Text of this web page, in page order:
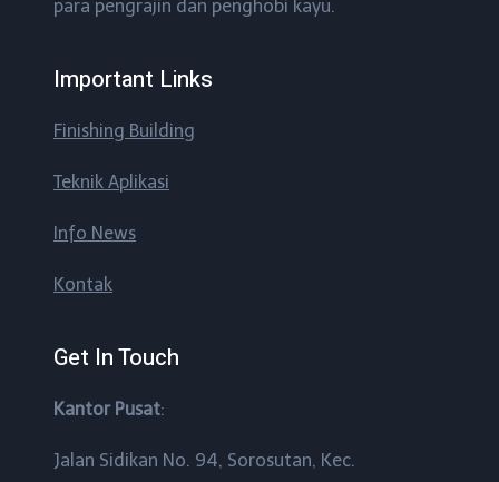
para pengrajin dan penghobi kayu.
Important Links
Finishing Building
Teknik Aplikasi
Info News
Kontak
Get In Touch
Kantor Pusat:
Jalan Sidikan No. 94, Sorosutan, Kec.